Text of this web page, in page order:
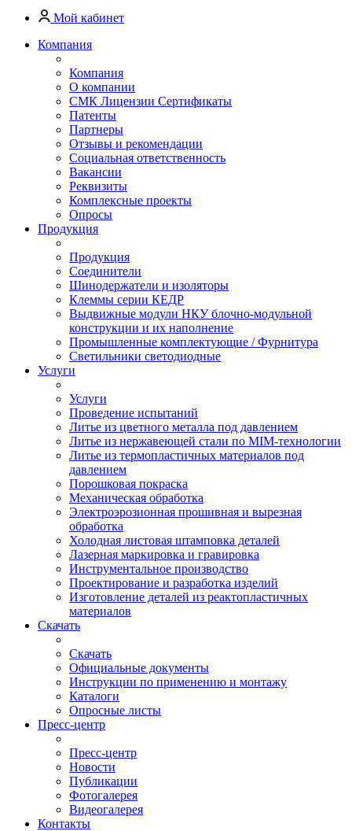
Мой кабинет
Компания
Компания
О компании
СМК Лицензии Сертификаты
Патенты
Партнеры
Отзывы и рекомендации
Социальная ответственность
Вакансии
Реквизиты
Комплексные проекты
Опросы
Продукция
Продукция
Соединители
Шинодержатели и изоляторы
Клеммы серии КЕДР
Выдвижные модули НКУ блочно-модульной
конструкции и их наполнение
Промышленные комплектующие / Фурнитура
Светильники светодиодные
Услуги
Услуги
Проведение испытаний
Литье из цветного металла под давлением
Литье из нержавеющей стали по MIM-технологии
Литье из термопластичных материалов под
давлением
Порошковая покраска
Механическая обработка
Электроэрозионная прошивная и вырезная
обработка
Холодная листовая штамповка деталей
Лазерная маркировка и гравировка
Инструментальное производство
Проектирование и разработка изделий
Изготовление деталей из реактопластичных
материалов
Скачать
Скачать
Официальные документы
Инструкции по применению и монтажу
Каталоги
Опросные листы
Пресс-центр
Пресс-центр
Новости
Публикации
Фотогалерея
Видеогалерея
Контакты